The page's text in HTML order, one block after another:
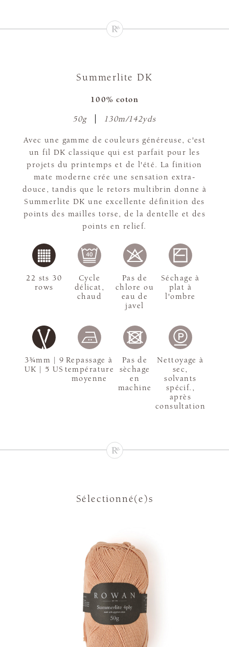
Summerlite DK
100% coton
50g 130m/142yds
Avec une gamme de couleurs généreuse, c'est
un fil DK classique qui est parfait pour les
projets du printemps et de l'été. La finition
mate moderne crée une sensation extra-
douce, tandis que le retors multibrin donne à
Summerlite DK une excellente définition des
points des mailles torse, de la dentelle et des
points en relief.
3¾mm | 9
UK | 5 US
22 sts 30
rows
Cycle
délicat,
chaud
Pas de
chlore ou
eau de
javel
Séchage à
plat à
l'ombre
Repassage à
température
moyenne
Pas de
sèchage
en
machine
Nettoyage à
sec,
solvants
spécif.,
après
consultation
Sélectionné(e)s